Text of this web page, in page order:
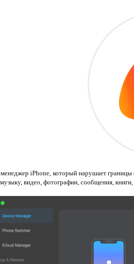
iPhone, который нарушает
видео, фотографии, сообщения,